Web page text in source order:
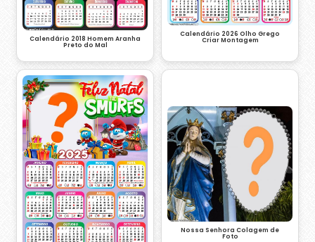
Calendário 2018 Homem Aranha
Preto do Mal
Calendário 2026 Olho Grego
Criar Montagem
Nossa Senhora Colagem de
Foto